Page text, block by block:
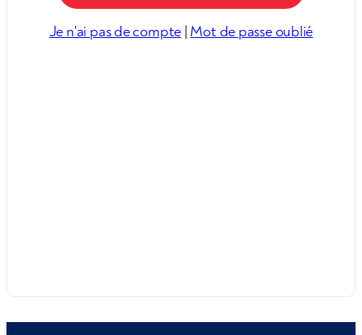
Je n'ai pas de compte | Mot de passe oublié